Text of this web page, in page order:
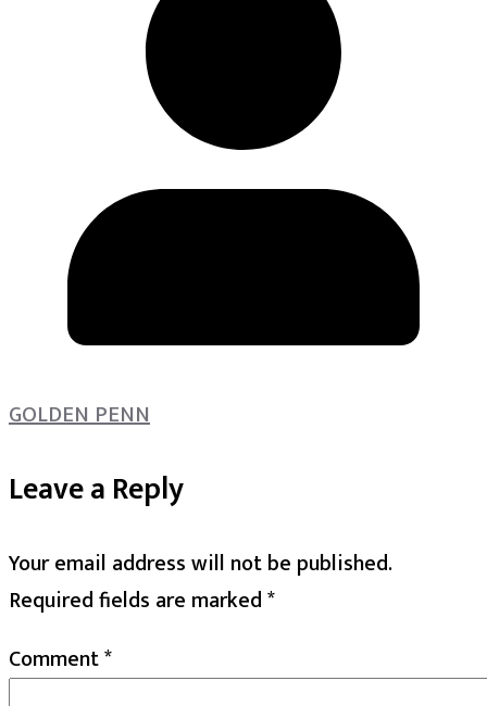
GOLDEN PENN
Leave a Reply
Your email address will not be published.
Required fields are marked*
Comment*